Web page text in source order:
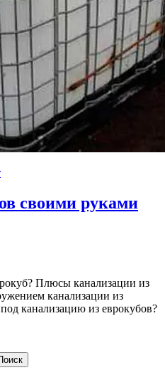
своими руками
Плюсы канализации из
канализации из
канализацию из еврокубов?